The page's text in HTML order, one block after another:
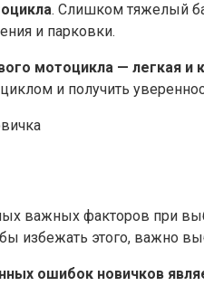
.​ Слишком тяжелый
и парковки.​
мотоцикла — легкая и
и получить
важных факторов при
избежать этого, важно
ошибок новичков